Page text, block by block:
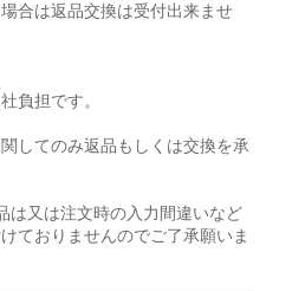
合は返品交換は受付出来ませ
負担です。
してのみ返品もしくは交換を承
は又は注文時の入力間違いなど
ておりませんのでご了承願いま